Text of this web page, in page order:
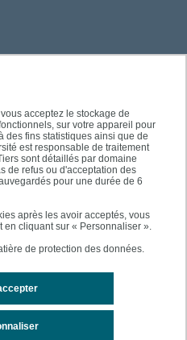
acceptez le stockage de
sur votre appareil pour
des fins statistiques ainsi que de
est responsable de traitement
sont détaillés par domaine
de refus ou d'acceptation des
pour une durée de 6
après les avoir acceptés, vous
en cliquant sur « Personnaliser ».
de protection des données.